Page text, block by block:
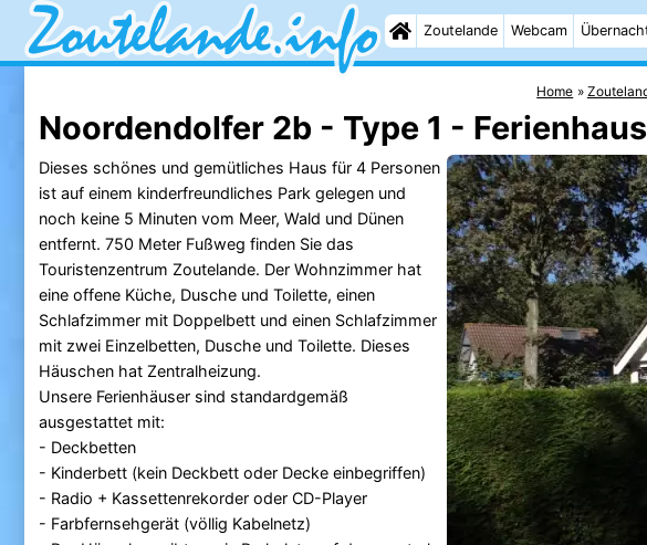
Zoutelande Webcam
Home
Noordendolfer 2b - Type 1 - Ferienhaus
Dieses schönes und gemütliches Haus für 4 Personen
ist auf einem kinderfreundliches Park gelegen und
noch keine 5 Minuten vom Meer, Wald und Dünen
entfernt. 750 Meter Fußweg finden Sie das
Touristenzentrum Zoutelande. Der Wohnzimmer hat
eine offene Küche, Dusche und Toilette, einen
Schlafzimmer mit Doppelbett und einen Schlafzimmer
mit zwei Einzelbetten, Dusche und Toilette. Dieses
Häuschen hat Zentralheizung.
Unsere Ferienhäuser sind standardgemäß
ausgestattet mit:
- Deckbetten
- Kinderbett (kein Deckbett oder Decke einbegriffen)
- Radio + Kassettenrekorder oder CD-Player
- Farbfernsehgerät (völlig Kabelnetz)